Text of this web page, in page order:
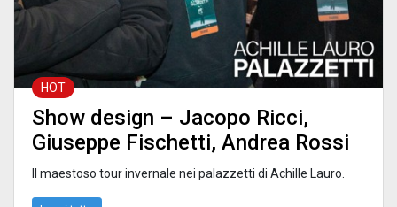
HOT
Show design – Jacopo Ricci,
Giuseppe Fischetti, Andrea Rossi
Il maestoso tour invernale nei palazzetti di Achille Lauro.